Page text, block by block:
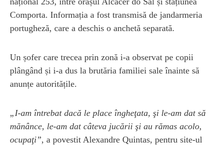
Comporta. Informația a fost transmisă de jandarmeria
portugheză, care a deschis o anchetă separată.
Un șofer care trecea prin zonă i-a observat pe copii
plângând și i-a dus la brutăria familiei sale înainte să
anunțe autoritățile.
„I-am întrebat dacă le place îngheţata, şi le-am dat să
mănânce, le-am dat câteva jucării şi au rămas acolo,
ocupaţi”, a povestit Alexandre Quintas, pentru site-ul